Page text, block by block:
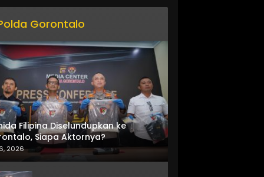
Gorontalo
Filipina Diselundupkan ke
Siapa Aktornya?
2026